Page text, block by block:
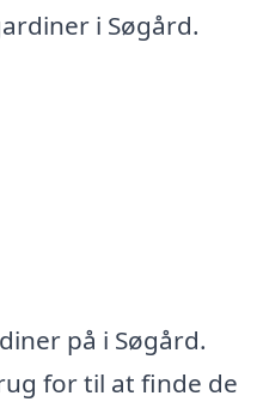
i Søgård.
på i Søgård.
for til at finde de